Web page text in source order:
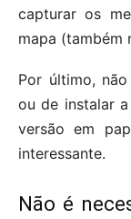
capturar os
mapa (também
Por último,
ou de instalar
versão em
interessante.
Não é